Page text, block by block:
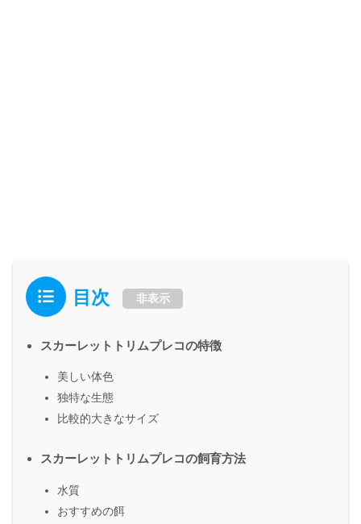
目次 非表示
スカーレットトリムプレコの特徴
美しい体色
独特な生態
比較的大きなサイズ
スカーレットトリムプレコの飼育方法
水質
おすすめの餌